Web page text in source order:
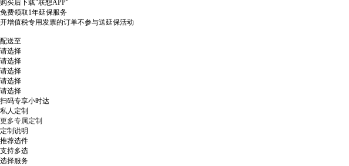
购买后下载"联想APP"
免费领取1年延保服务
开增值税专用发票的订单不参与送延保活动
配送至
请选择
请选择
请选择
请选择
请选择
扫码专享小时达
私人定制
更多专属定制
定制说明
推荐选件
支持多选
选择服务